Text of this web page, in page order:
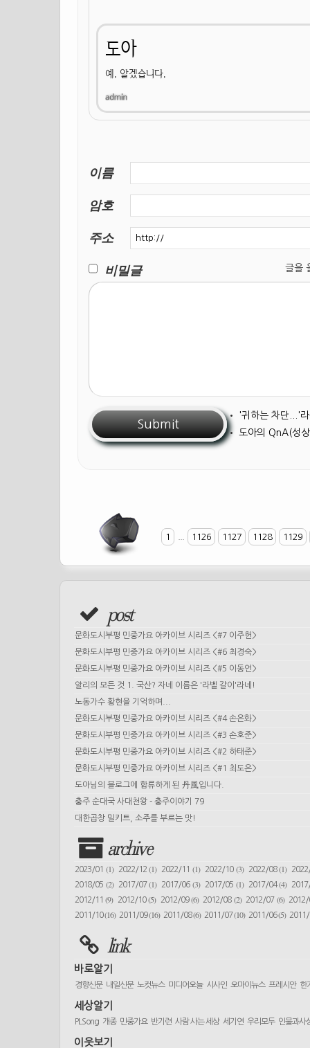
도아
예. 알겠습니다.
이름
암호
주소
비밀글
글을
• '귀하는 차단...'
• 도아의 QnA(성
1 1126 1127 1128 1129
post
문화도시부평 민중가요 아카이브 시리즈 <#7 이주헌>
문화도시부평 민중가요 아카이브 시리즈 <#6 최경숙>
문화도시부평 민중가요 아카이브 시리즈 <#5 이동언>
알리의 모든 것 1. 국산? 자네 이름은 '라벨 갈이'라네!
노동가수 황현을 기억하며...
문화도시부평 민중가요 아카이브 시리즈 <#4 손은화>
문화도시부평 민중가요 아카이브 시리즈 <#3 손호준>
문화도시부평 민중가요 아카이브 시리즈 <#2 하태준>
문화도시부평 민중가요 아카이브 시리즈 <#1 최도은>
도아님의 블로그에 합류하게 된 丹風입니다.
충주 순대국 사대천왕 - 충주이야기 79
대한곱창 밀키트, 소주를 부르는 맛!
archive
2023/01 (1) 2022/12(1) 2022/11(1) 2022/10 (3) 2022/08(1)
2018/05 (2) 2017/07(1) 2017/06(3) 2017/05 (1) 2017/04(4)
2012/11(9) 2012/10(5) 2012/09(6) 2012/08 (2) 2012/07 (6)
2011/10(16) 2011/09(16) 2011/08(6) 2011/07(10) 2011/06(5)
link
바로알기
경향신문 내일신문 노컷뉴스 미디어오늘 시사인 오마이뉴스 프레시안 한
세상알기
PLSong 개종 민중가요 반기련 사람 사는 세상 세기연 우리모두 인물과사
이웃보기